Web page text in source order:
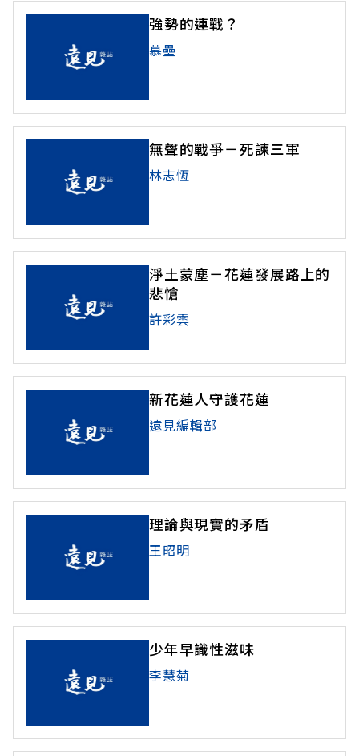
強勢的連戰？
慕壘
無聲的戰爭－死諫三軍
林志恆
淨土蒙塵－花蓮發展路上的
悲愴
許彩雲
新花蓮人守護花蓮
遠見編輯部
理論與現實的矛盾
王昭明
少年早識性滋味
李慧菊